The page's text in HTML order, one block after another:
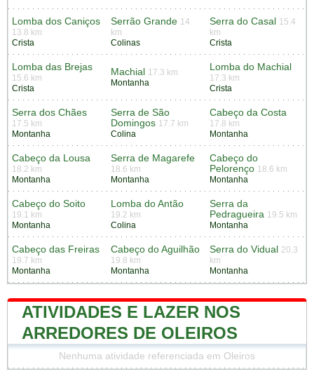
Lomba dos Caniços
13.8 km
Crista
Serrão Grande 14
km
Colinas
Serra do Casal 15.4
km
Crista
Lomba das Brejas
15.6 km
Crista
Machial 17.3 km
Montanha
Lomba do Machial
17.3 km
Crista
Serra dos Chães
17.5 km
Montanha
Serra de São
Domingos 17.7 km
Colina
Cabeço da Costa
17.8 km
Montanha
Cabeço da Lousa
18.2 km
Montanha
Serra de Magarefe
18.6 km
Montanha
Cabeço do
Pelorenço 18.6 km
Montanha
Cabeço do Soito
19.1 km
Montanha
Lomba do Antão
19.2 km
Colina
Serra da
Pedragueira 19.5 km
Montanha
Cabeço das Freiras
19.7 km
Montanha
Cabeço do Aguilhão
19.8 km
Montanha
Serra do Vidual 20.3
km
Montanha
ATIVIDADES E LAZER NOS
ARREDORES DE OLEIROS
Nenhuma atividade referenciada em Oleiros